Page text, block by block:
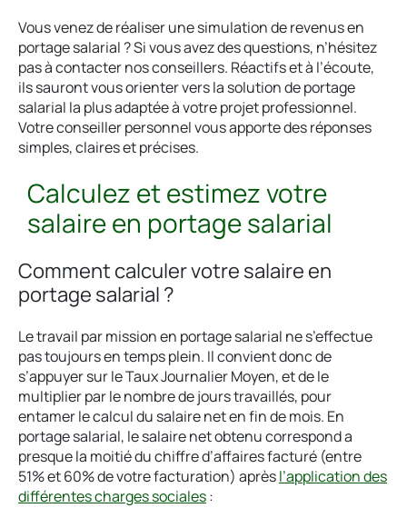
Vous venez de réaliser une simulation de revenus en
portage salarial ? Si vous avez des questions, n’hésitez
pas à contacter nos conseillers. Réactifs et à l’écoute,
ils sauront vous orienter vers la solution de portage
salarial la plus adaptée à votre projet professionnel.
Votre conseiller personnel vous apporte des réponses
simples, claires et précises.
Calculez et estimez votre
salaire en portage salarial
Comment calculer votre salaire en
portage salarial ?
Le travail par mission en portage salarial ne s’effectue
pas toujours en temps plein. Il convient donc de
s’appuyer sur le Taux Journalier Moyen, et de le
multiplier par le nombre de jours travaillés, pour
entamer le calcul du salaire net en fin de mois. En
portage salarial, le salaire net obtenu correspond a
presque la moitié du chiffre d’affaires facturé (entre
51% et 60% de votre facturation) aprèsl’application des
différentes charges sociales: